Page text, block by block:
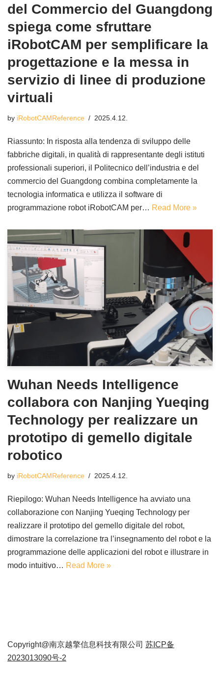
del Commercio del Guangdong
spiega come sfruttare
iRobotCAM per semplificare la
progettazione e la messa in
servizio di linee di produzione
virtuali
by iRobotCAMReference 2025.4.12.
Riassunto: In risposta alla tendenza di sviluppo delle
fabbriche digitali, in qualità di rappresentante degli istituti
professionali superiori, il Politecnico dell’industria e del
commercio del Guangdong combina completamente la
tecnologia informatica e utilizza il software di
programmazione robot iRobotCAM per… Read More »
Wuhan Needs Intelligence
collabora con Nanjing Yueqing
Technology per realizzare un
prototipo di gemello digitale
robotico
by iRobotCAMReference 2025.4.12.
Riepilogo: Wuhan Needs Intelligence ha avviato una
collaborazione con Nanjing Yueqing Technology per
realizzare il prototipo del gemello digitale del robot,
dimostrare la correlazione tra l’insegnamento del robot e la
programmazione delle applicazioni del robot e illustrare in
modo intuitivo… Read More »
Copyright@南京越擎信息科技有限公司 苏ICP备
2023013090号-2